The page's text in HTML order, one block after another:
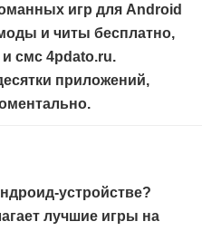
игр для Android
и читы бесплатно,
и смс 4pdato.ru.
приложений,
устройстве?
лучшие игры на